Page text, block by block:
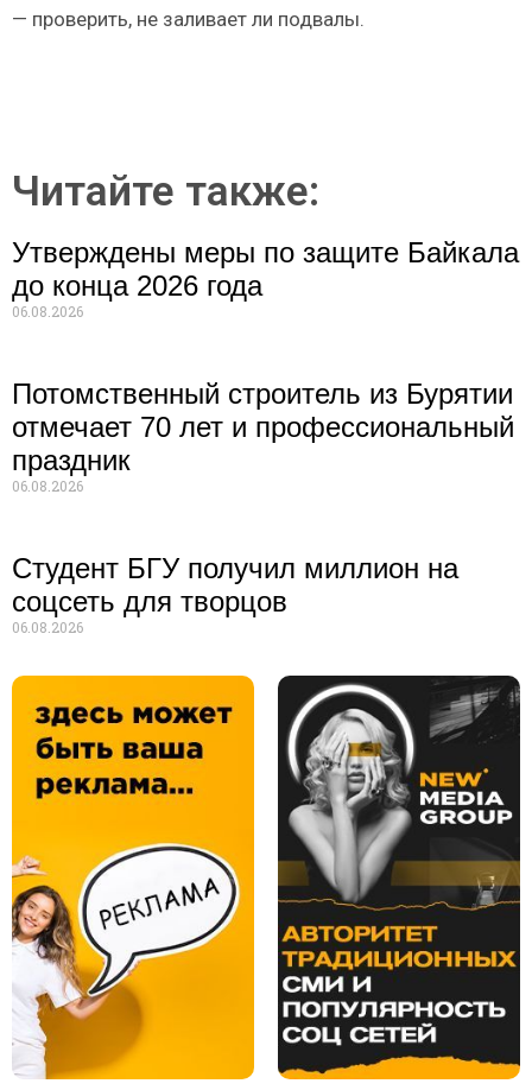
— проверить, не заливает ли подвалы.
Читайте также:
Утверждены меры по защите Байкала
до конца 2026 года
06.08.2026
Потомственный строитель из Бурятии
отмечает 70 лет и профессиональный
праздник
06.08.2026
Студент БГУ получил миллион на
соцсеть для творцов
06.08.2026